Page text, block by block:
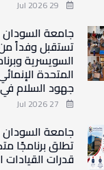
جامعة
تستقبل وفداً
السويسرية
المتحدة
جهود السلام
جامعة
تطلق برنامجًا
قدرات